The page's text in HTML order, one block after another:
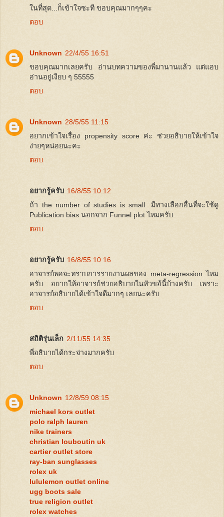
ในที่สุด...ก็เข้าใจซะที ขอบคุณมากๆๆคะ
ตอบ
Unknown 22/4/55 16:51
ขอบคุณมากเลยครับ อ่านบทความของพี่มานานแล้ว แต่แอบ
อ่านอยู่เงียบ ๆ 55555
ตอบ
Unknown 28/5/55 11:15
อยากเข้าใจเรื่อง propensity score ค่ะ ช่วยอธิบายให้เข้าใจ
ง่ายๆหน่อยนะคะ
ตอบ
อยากรู้ครับ 16/8/55 10:12
ถ้า the number of studies is small. มีทางเลือกอื่นที่จะใช้ดู
Publication bias นอกจาก Funnel plot ไหมครับ.
ตอบ
อยากรู้ครับ 16/8/55 10:16
อาจารย์พอจะทราบการรายงานผลของ meta-regression ไหม
ครับ อยากให้อาจารย์ช่วยอธิบายในหัวขอ้นี้บ้างครับ เพราะ
อาจารย์อธิบายได้เข้าใจดีมากๆ เลยนะครับ
ตอบ
สถิติรุ่นเล็ก 2/11/55 14:35
พี่อธิบายได้กระจ่างมากครับ
ตอบ
Unknown 12/8/59 08:15
michael kors outlet
polo ralph lauren
nike trainers
christian louboutin uk
cartier outlet store
ray-ban sunglasses
rolex uk
lululemon outlet online
ugg boots sale
true religion outlet
rolex watches